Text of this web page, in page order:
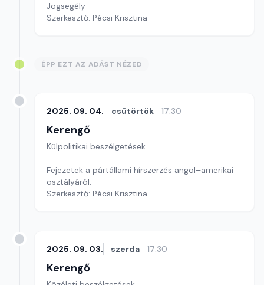
Jogsegély
Szerkesztő: Pécsi Krisztina
ÉPP EZT AZ ADÁST NÉZED
2025. 09. 04. csütörtök 17:30
Kerengő
Külpolitikai beszélgetések
Fejezetek a pártállami hírszerzés angol–amerikai
osztályáról.
Szerkesztő: Pécsi Krisztina
2025. 09. 03. szerda 17:30
Kerengő